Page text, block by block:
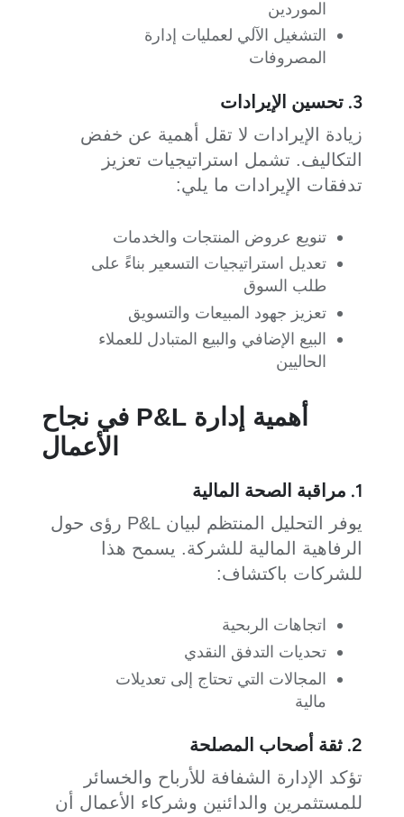
الموردين
التشغيل الآلي لعمليات إدارة
المصروفات
3. تحسين الإيرادات
زيادة الإيرادات لا تقل أهمية عن خفض
التكاليف. تشمل استراتيجيات تعزيز
تدفقات الإيرادات ما يلي:
تنويع عروض المنتجات والخدمات
تعديل استراتيجيات التسعير بناءً على
طلب السوق
تعزيز جهود المبيعات والتسويق
البيع الإضافي والبيع المتبادل للعملاء
الحاليين
أهمية إدارة P&L في نجاح
الأعمال
1. مراقبة الصحة المالية
يوفر التحليل المنتظم لبيان P&L رؤى حول
الرفاهية المالية للشركة. يسمح هذا
للشركات باكتشاف:
اتجاهات الربحية
تحديات التدفق النقدي
المجالات التي تحتاج إلى تعديلات
مالية
2. ثقة أصحاب المصلحة
تؤكد الإدارة الشفافة للأرباح والخسائر
للمستثمرين والدائنين وشركاء الأعمال أن